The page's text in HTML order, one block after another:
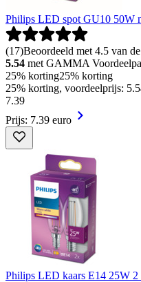
Philips LED spot GU10 50W
(17)Beoordeeld met 4.5 van
5.54 met GAMMA
25% korting25% korting
25% korting, voordeelprijs:
7.39
Prijs: 7.39 euro
Philips LED kaars E14 25W 2